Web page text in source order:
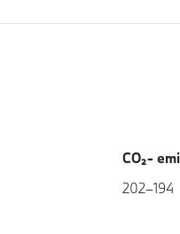
CO₂-
202–194